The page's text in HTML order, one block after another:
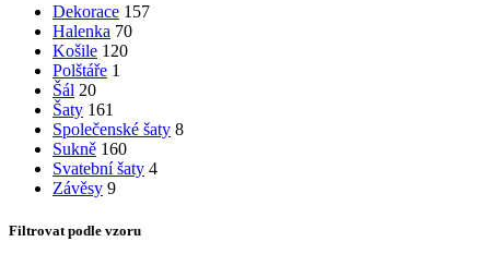
Dekorace 157
Halenka 70
Košile 120
Polštáře 1
Šál 20
Šaty 161
Společenské šaty 8
Sukně 160
Svatební šaty 4
Závěsy 9
Filtrovat podle vzoru